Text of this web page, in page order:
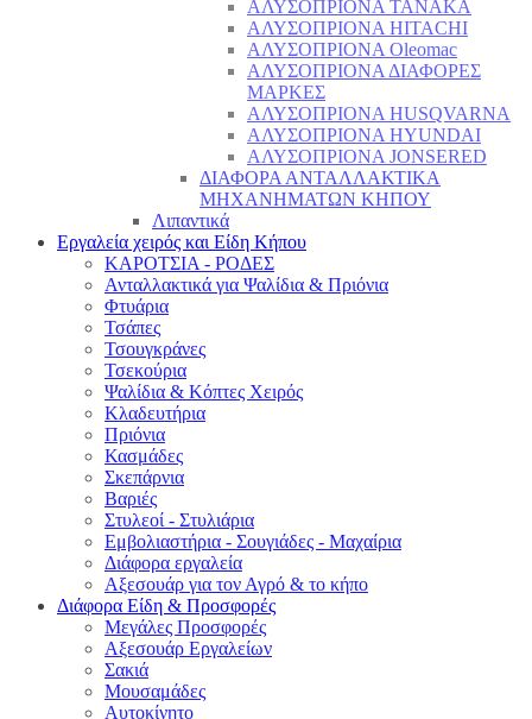
ΑΛΥΣΟΠΡΙΟΝΑ TANAKA
ΑΛΥΣΟΠΡΙΟΝΑ HITACHI
ΑΛΥΣΟΠΡΙΟΝΑ Oleomac
ΑΛΥΣΟΠΡΙΟΝΑ ΔΙΑΦΟΡΕΣ
ΜΑΡΚΕΣ
ΑΛΥΣΟΠΡΙΟΝΑ HUSQVARNA
ΑΛΥΣΟΠΡΙΟΝΑ HYUNDAI
ΑΛΥΣΟΠΡΙΟΝΑ JONSERED
ΔΙΑΦΟΡΑ ΑΝΤΑΛΛΑΚΤΙΚΑ
ΜΗΧΑΝΗΜΑΤΩΝ ΚΗΠΟΥ
Λιπαντικά
Εργαλεία χειρός και Είδη Κήπου
ΚΑΡΟΤΣΙΑ - ΡΟΔΕΣ
Ανταλλακτικά για Ψαλίδια & Πριόνια
Φτυάρια
Τσάπες
Τσουγκράνες
Τσεκούρια
Ψαλίδια & Κόπτες Χειρός
Κλαδευτήρια
Πριόνια
Κασμάδες
Σκεπάρνια
Βαριές
Στυλεοί - Στυλιάρια
Εμβολιαστήρια - Σουγιάδες - Μαχαίρια
Διάφορα εργαλεία
Αξεσουάρ για τον Αγρό & το κήπο
Διάφορα Είδη & Προσφορές
Μεγάλες Προσφορές
Αξεσουάρ Εργαλείων
Σακιά
Μουσαμάδες
Αυτοκίνητο